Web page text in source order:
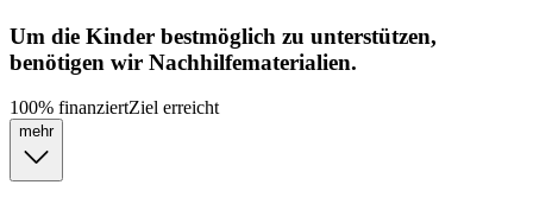
Um die Kinder bestmöglich zu unterstützen,
benötigen wir Nachhilfematerialien.
100% finanziertZiel erreicht
mehr